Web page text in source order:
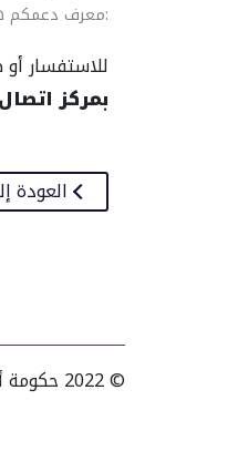
:معرف دعمكم
للاستفسار
بمركز
العودة
© 2022 حكومة أبوظبي جميع الحقوق محفوظة